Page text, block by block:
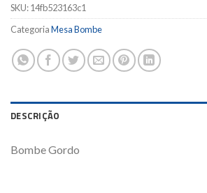
SKU:14fb523163c1
CategoriaMesa Bombe
DESCRIÇÃO
Bombe Gordo